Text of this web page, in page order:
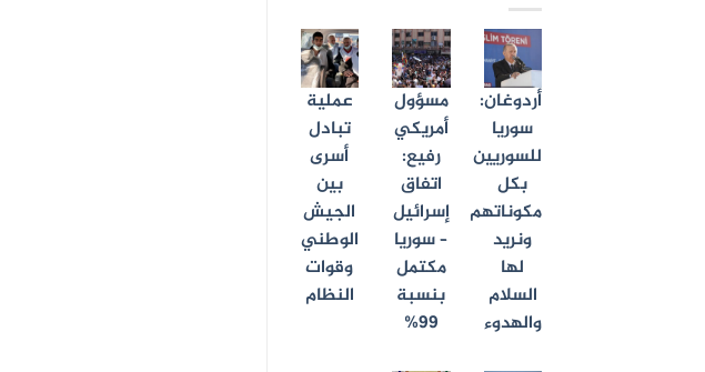
أردوغان:
سوريا
للسوريين
بكل
مكوناتهم
ونريد
لها
السلام
والهدوء
مسؤول
أمريكي
رفيع:
اتفاق
إسرائيل
– سوريا
مكتمل
بنسبة
99%
عملية
تبادل
أسرى
بين
الجيش
الوطني
وقوات
النظام